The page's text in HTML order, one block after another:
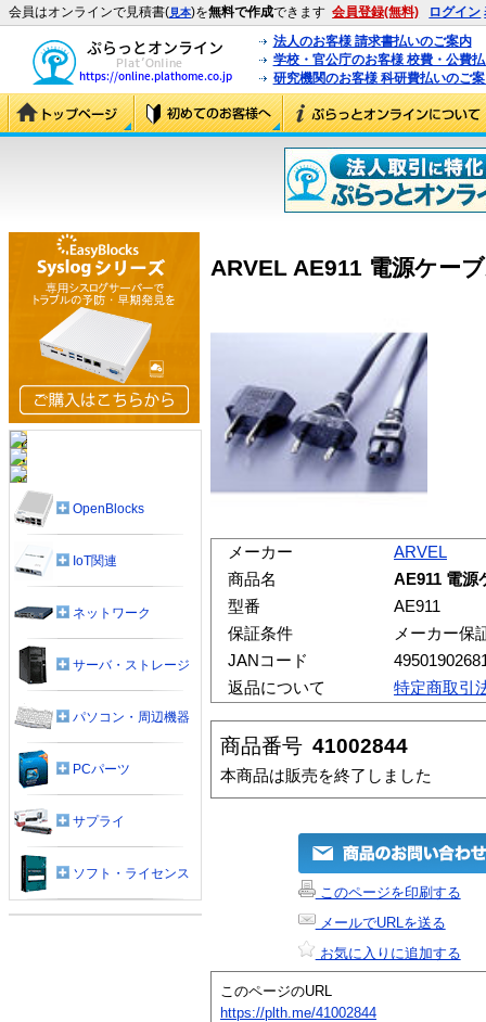
会員はオンラインで見積書(見本)を無料で作成できます 会員登録(無料) ログイン
法人のお客様 請求書払いのご案内
学校・官公庁のお客様 校費・公費
研究機関のお客様 科研費払いのご
ARVEL AE911 電源ケー
メーカー
ARVEL
商品名
AE911 電源
型番
AE911
保証条件
メーカー保
JANコード
返品について
特定商取引
商品番号 41002844
本商品は販売を終了しました
このページを印刷する
メールでURLを送る
お気に入りに追加する
このページのURL
https://plth.me/41002844
OpenBlocks
IoT関連
ネットワーク
サーバ・ストレージ
パソコン・周辺機器
PCパーツ
サプライ
ソフト・ライセンス